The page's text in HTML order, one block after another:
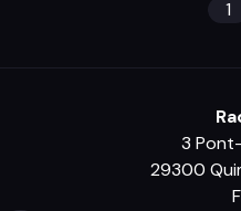
1
3
29300